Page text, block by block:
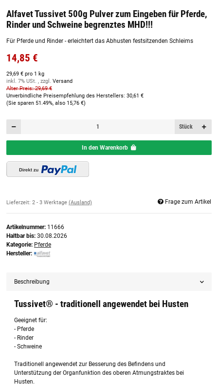
Alfavet Tussivet 500g Pulver zum Eingeben für Pferde,
Rinder und Schweine begrenztes MHD!!!
Für Pferde und Rinder - erleichtert das Abhusten festsitzenden Schleims
14,85 €
29,69 € pro 1 kg
inkl. 7% USt. , zzgl. Versand
Alter Preis: 29,69 €
Unverbindliche Preisempfehlung des Herstellers: 30,61 €
(Sie sparen 51.49%, also 15,76 €)
Stück
In den Warenkorb
Lieferzeit: 2 - 3 Werktage (Ausland) Frage zum Artikel
Artikelnummer: 11666
Haltbar bis: 30.08.2026
Kategorie: Pferde
Hersteller:
Beschreibung
Tussivet® - traditionell angewendet bei Husten
Geeignet für:
- Pferde
- Rinder
- Schweine
Traditionell angewendet zur Besserung des Befindens und
Unterstützung der Organfunktion des oberen Atmungstraktes bei
Husten.